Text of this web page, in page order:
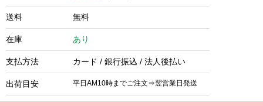
送料 無料
在庫 あり
支払方法 カード / 銀行振込 / 法人後払い
出荷目安 平日AM10時までご注文⇒翌営業日発送